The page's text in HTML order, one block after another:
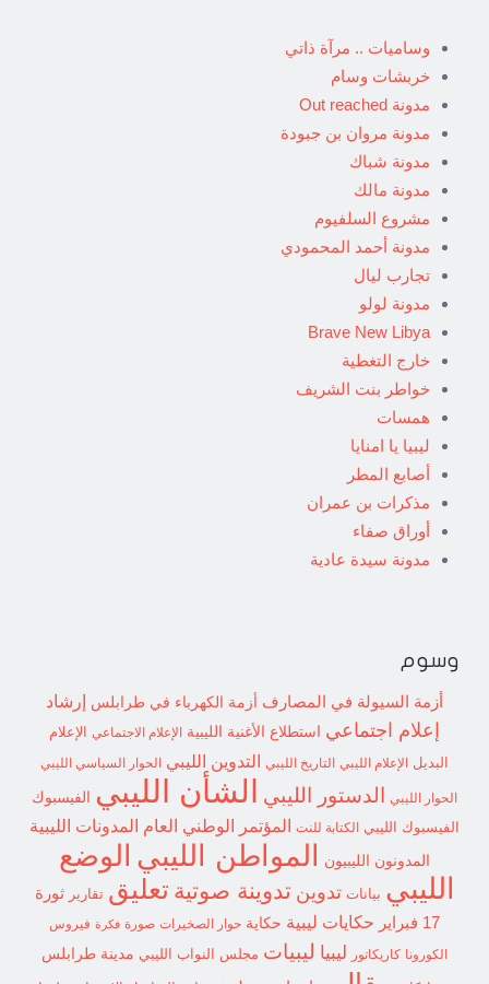
وساميات .. مرآة ذاتي
خربشات وسام
مدونة Out reached
مدونة مروان بن جبودة
مدونة شباك
مدونة مالك
مشروع السلفيوم
مدونة أحمد المحمودي
تجارب ليال
مدونة لولو
Brave New Libya
خارج التغطية
خواطر بنت الشريف
همسات
ليبيا يا امنايا
أصابع المطر
مذكرات بن عمران
أوراق صفاء
مدونة سيدة عادية
وسوم
أزمة السيولة في المصارف أزمة الكهرباء في طرابلس إرشاد
إعلام اجتماعي استطلاع الأغنية الليبية الإعلام الاجتماعي
الإعلام
البديل
الإعلام الليبي التاريخ الليبي التدوين الليبي الحوار السياسي الليبي
الحوار الليبي الدستور الليبي الشأن الليبي الفيسبوك
الفيسبوك الليبي الكتابة للنت المؤتمر الوطني العام المدونات الليبية
المدونون الليبيون المواطن الليبي الوضع
الليبي بيانات تدوين تدوينة صوتية تعليق تقارير
ثورة
17 فبراير
حكايات ليبية حكاية حوار الصخيرات صورة فكرة فيروس
الكورونا كاريكاتور ليبيا ليبيات مجلس النواب الليبي مدينة طرابلس